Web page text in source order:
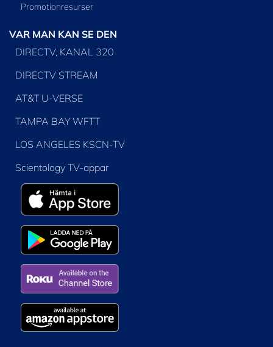
Promotionresurser
VAR MAN KAN SE DEN
DIRECTV, KANAL 320
DIRECTV STREAM
AT&T U-VERSE
TAMPA BAY WFTT
LOS ANGELES KSCN-TV
Scientology TV-appar